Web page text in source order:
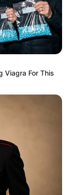
Viagra For This